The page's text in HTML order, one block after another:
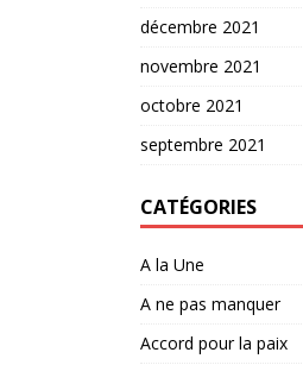
décembre 2021
novembre 2021
octobre 2021
septembre 2021
CATÉGORIES
A la Une
A ne pas manquer
Accord pour la paix